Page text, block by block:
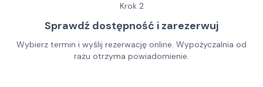
Krok 2
Sprawdź dostępność i zarezerwuj
Wybierz termin i wyślij rezerwację online. Wypożyczalnia od
razu otrzyma powiadomienie.